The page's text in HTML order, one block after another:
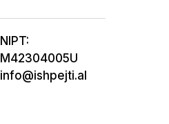
NIPT:
M42304005U
info@ishpejti.al